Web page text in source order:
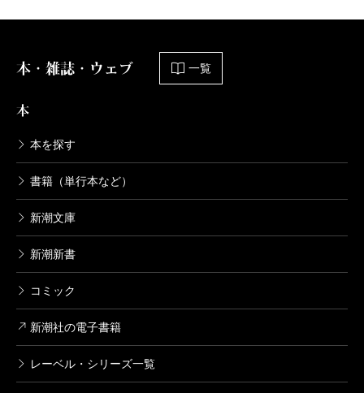
この小説の語り手である作家は、サンクトペテルブ
で「ドストエフスキーと大逆事件」という講演をす
に向かって難しい言葉を使わずに、日本の自明性を離
れて日本文化について語る、『暗殺者たち』にはそう
いう話者を置いたわけですね。
黒川そうです。ぼくなりの新たな言文一致を、とい
う意識がありました。外国の人に語るのも、日本の若
い世代にむけて語るのでも、自明性なしで、自分の話
からと。
本・雑誌・ウェブ 一覧
本
本を探す
書籍（単行本など）
新潮文庫
新潮新書
コミック
新潮社の電子書籍
レーベル・シリーズ一覧